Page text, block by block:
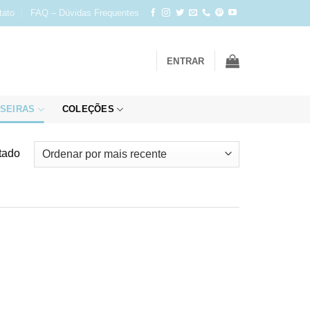
FAQ – Dúvidas Frequentes
ENTRAR
COLEÇÕES